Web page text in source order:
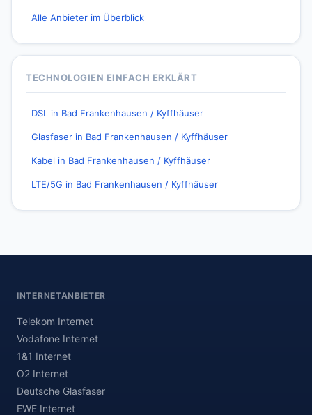
Alle Anbieter im Überblick
TECHNOLOGIEN EINFACH ERKLÄRT
DSL in Bad Frankenhausen / Kyffhäuser
Glasfaser in Bad Frankenhausen / Kyffhäuser
Kabel in Bad Frankenhausen / Kyffhäuser
LTE/5G in Bad Frankenhausen / Kyffhäuser
INTERNETANBIETER
Telekom Internet
Vodafone Internet
1&1 Internet
O2 Internet
Deutsche Glasfaser
EWE Internet